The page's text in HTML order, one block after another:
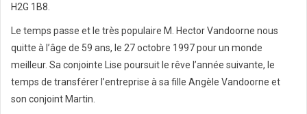
H2G 1B8.
Le temps passe et le très populaire M. Hector Vandoorne nous
quitte à l’âge de 59 ans, le 27 octobre 1997 pour un monde
meilleur. Sa conjointe Lise poursuit le rêve l’année suivante, le
temps de transférer l’entreprise à sa fille Angèle Vandoorne et
son conjoint Martin.